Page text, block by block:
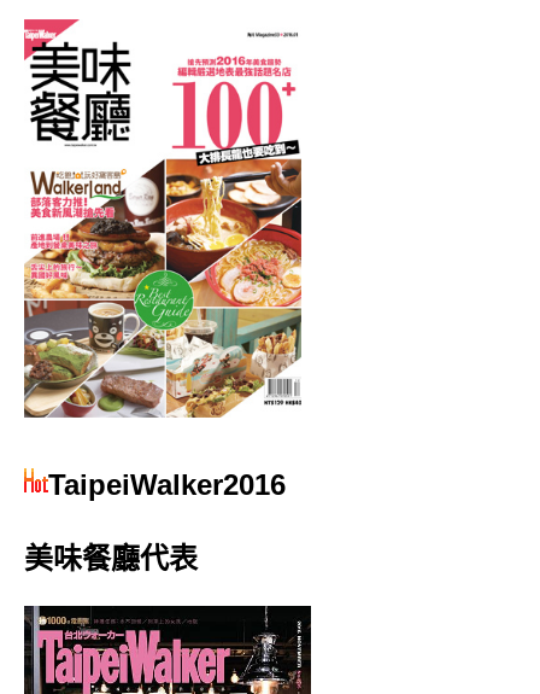
TaipeiWalker2016
美味餐廳代表